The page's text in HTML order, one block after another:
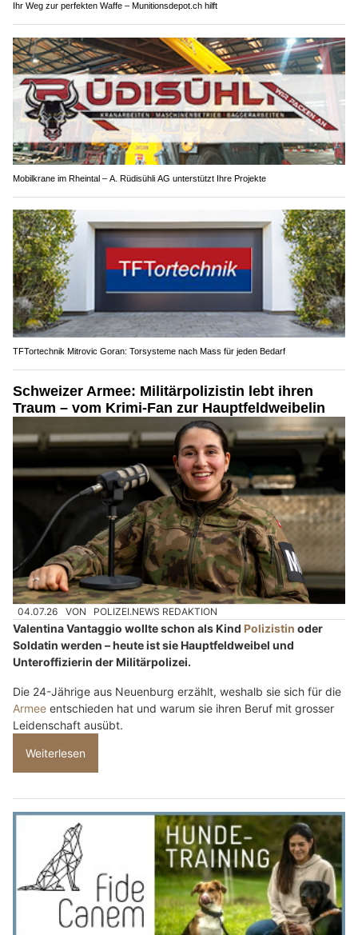
Ihr Weg zur perfekten Waffe – Munitionsdepot.ch hilft
Mobilkrane im Rheintal – A. Rüdisühli AG unterstützt Ihre Projekte
TFTortechnik Mitrovic Goran: Torsysteme nach Mass für jeden Bedarf
Schweizer Armee: Militärpolizistin lebt ihren
Traum – vom Krimi-Fan zur Hauptfeldweibelin
04.07.26 VON POLIZEI.NEWS REDAKTION
Valentina Vantaggio wollte schon als Kind Polizistin oder
Soldatin werden – heute ist sie Hauptfeldweibel und
Unteroffizierin der Militärpolizei.
Die 24-Jährige aus Neuenburg erzählt, weshalb sie sich für die
Armee entschieden hat und warum sie ihren Beruf mit grosser
Leidenschaft ausübt.
Weiterlesen